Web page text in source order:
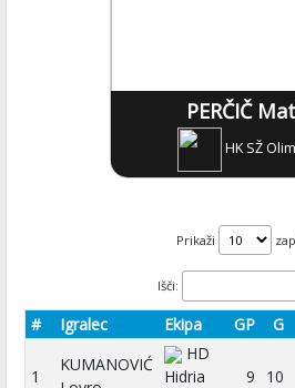
PERČIČ
HK SŽ
Prikaži
Išči:
# Igralec Ekipa GP G
1
KUMANOVIĆ
HD
Hidria
9 10